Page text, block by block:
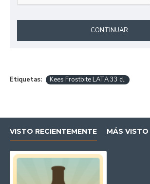
CONTINUAR
Etiquetas: Kees Frostbite LATA 33 cl.
VISTO RECIENTEMENTE MÁS VISTO